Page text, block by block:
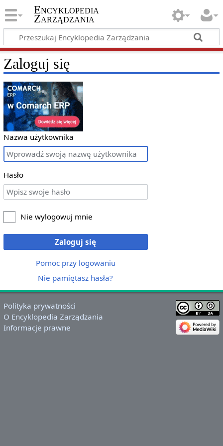
Encyklopedia
Zarządzania
Zaloguj się
Nazwa użytkownika
Hasło
Nie wylogowuj mnie
Zaloguj się
Pomoc przy logowaniu
Nie pamiętasz hasła?
Polityka prywatności
O Encyklopedia Zarządzania
Informacje prawne